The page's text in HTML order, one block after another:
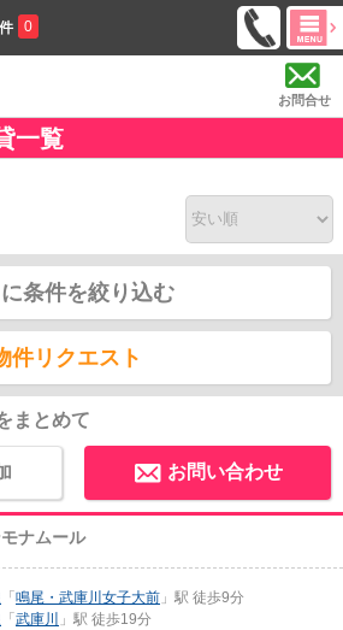
0
お問合せ
一覧
条件を絞り込む
件リクエスト
まとめて
お問い合わせ
ナムール
「 鳴尾・武庫川女子大前 」駅 徒歩9分
「 武庫川
」駅 徒歩19分